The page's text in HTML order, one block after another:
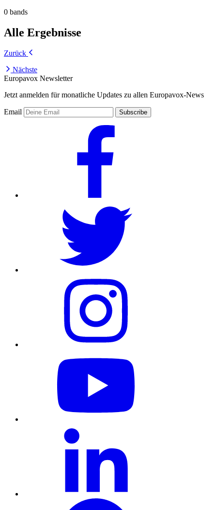
0 bands
Alle Ergebnisse
Zurück
Nächste
Europavox Newsletter
Jetzt anmelden für monatliche Updates zu allen Europavox-News
Email Subscribe